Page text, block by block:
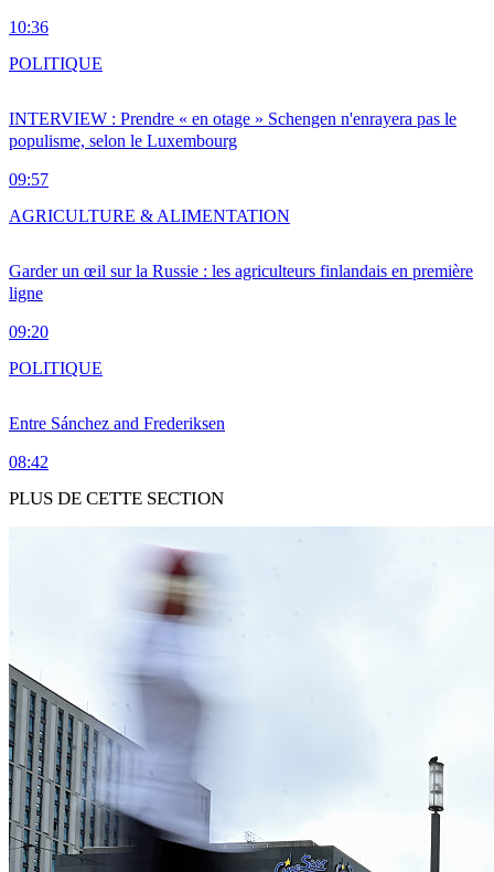
10:36
INTERVIEW : Prendre « en otage » Schengen n'enrayera pas le
populisme, selon le Luxembourg
09:57
POLITIQUE
Garder un œil sur la Russie : les agriculteurs finlandais en première
ligne
09:20
AGRICULTURE & ALIMENTATION
Entre Sánchez and Frederiksen
08:42
POLITIQUE
PLUS DE CETTE SECTION